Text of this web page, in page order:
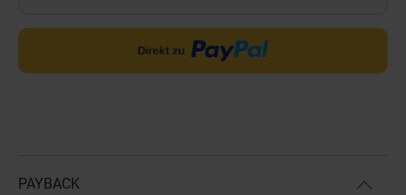
PAYBACK